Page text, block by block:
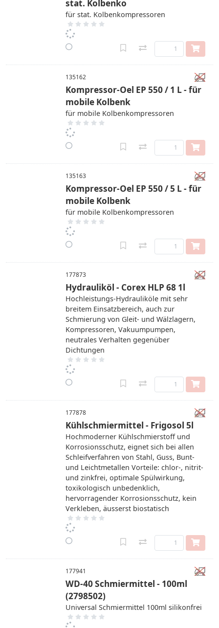
stat. Kolbenko
für stat. Kolbenkompressoren
135162
Kompressor-Oel EP 550 / 1 L - für
mobile Kolbenk
für mobile Kolbenkompressoren
135163
Kompressor-Oel EP 550 / 5 L - für
mobile Kolbenk
für mobile Kolbenkompressoren
177873
Hydrauliköl - Corex HLP 68 1l
Hochleistungs-Hydrauliköle mit sehr
breitem Einsatzbereich, auch zur
Schmierung von Gleit- und Wälzlagern,
Kompressoren, Vakuumpumpen,
neutrales Verhalten gegenüber
Dichtungen
177878
Kühlschmiermittel - Frigosol 5l
Hochmoderner Kühlschmierstoff und
Korrosionsschutz, eignet sich bei allen
Schleifverfahren von Stahl, Guss, Bunt-
und Leichtmetallen Vorteile: chlor-, nitrit-
und zinkfrei, optimale Spülwirkung,
toxikologisch unbedenklich,
hervorragender Korrosionsschutz, kein
Verkleben, äusserst biostatisch
177941
WD-40 Schmiermittel - 100ml
(2798502)
Universal Schmiermittel 100ml silikonfrei